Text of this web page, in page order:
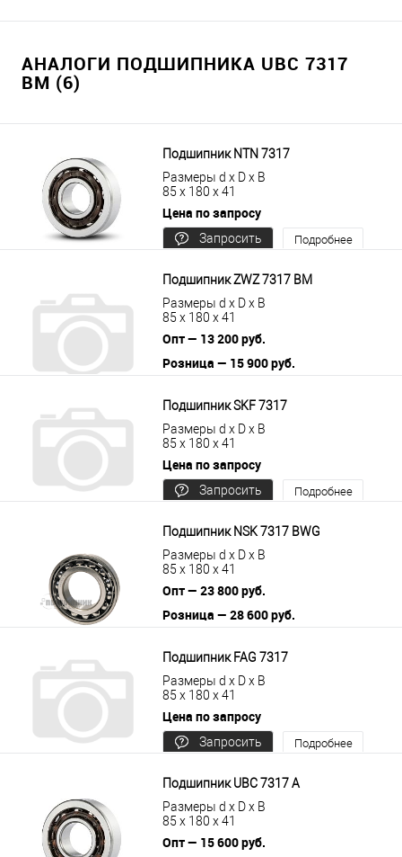
АНАЛОГИ ПОДШИПНИКА UBC 7317
BM (6)
Подшипник NTN 7317
Размеры d x D x B
85 x 180 x 41
Цена по запросу
Запросить
Подробнее
Подшипник ZWZ 7317 BM
Размеры d x D x B
85 x 180 x 41
Опт — 13 200 руб.
Розница — 15 900 руб.
Подшипник SKF 7317
Размеры d x D x B
85 x 180 x 41
Цена по запросу
Запросить
Подробнее
Подшипник NSK 7317 BWG
Размеры d x D x B
85 x 180 x 41
Опт — 23 800 руб.
Розница — 28 600 руб.
Подшипник FAG 7317
Размеры d x D x B
85 x 180 x 41
Цена по запросу
Запросить
Подробнее
Подшипник UBC 7317 A
Размеры d x D x B
85 x 180 x 41
Опт — 15 600 руб.